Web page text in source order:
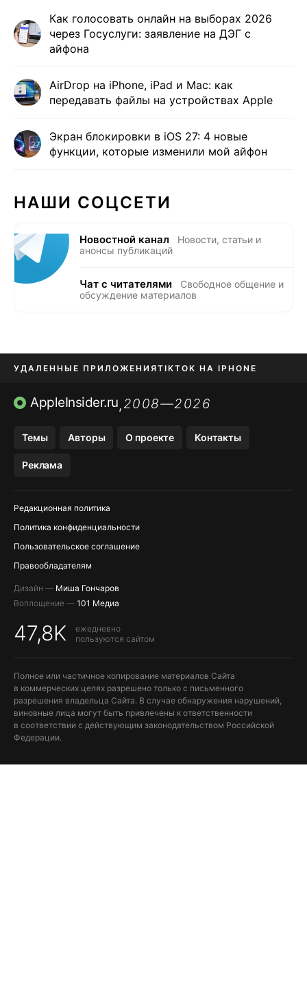
Как голосовать онлайн на выборах 2026
через Госуслуги: заявление на ДЭГ с
айфона
AirDrop на iPhone, iPad и Mac: как
передавать файлы на устройствах Apple
Экран блокировки в iOS 27: 4 новые
функции, которые изменили мой айфон
НАШИ СОЦСЕТИ
Новостной канал
Новости, статьи и
анонсы публикаций
Чат с читателями
Свободное общение и
обсуждение материалов
УДАЛЕННЫЕ ПРИЛОЖЕНИЯTIKTOK НА IPHONE
ПРИЛОЖЕНИЯ БЕЗ APP STORE
AppleInsider.ru,2008—2026
Темы Авторы О проекте Контакты
Реклама
Редакционная политика
Политика конфиденциальности
Пользовательское соглашение
Правообладателям
Дизайн — Миша Гончаров
Воплощение — 101 Медиа
47,8K
ежедневно
пользуются сайтом
Полное или частичное копирование материалов Сайта
в коммерческих целях разрешено только с письменного
разрешения владельца Сайта. В случае обнаружения нарушений,
виновные лица могут быть привлечены к ответственности
в соответствии с действующим законодательством Российской
Федерации.